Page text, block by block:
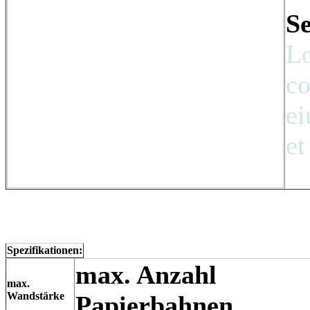
Spezifikationen:
max.
Wandstärke
max. Anzahl